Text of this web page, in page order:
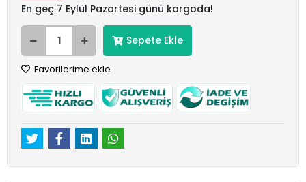
En geç 7 Eylül Pazartesi günü kargoda!
Sepete Ekle
Favorilerime ekle